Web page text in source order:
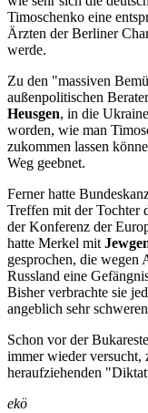
Timoschenko eine
Ärzten der Berliner
werde.
Zu den "massiven
außenpolitischen
Heusgen, in die
worden, wie man
zukommen lassen
Weg geebnet.
Ferner hatte
Treffen mit der Tochter
der Konferenz der
hatte Merkel mit
gesprochen, die wegen
Russland eine
Bisher verbrachte sie
angeblich sehr
Schon vor der
immer wieder
heraufziehenden
ekö